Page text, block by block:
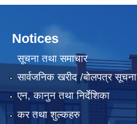
Notices
सूचना तथा समाचार
सार्वजनिक खरीद /बोलपत्र सूचना
एन, कानुन तथा निर्देशिका
कर तथा शुल्कहरु